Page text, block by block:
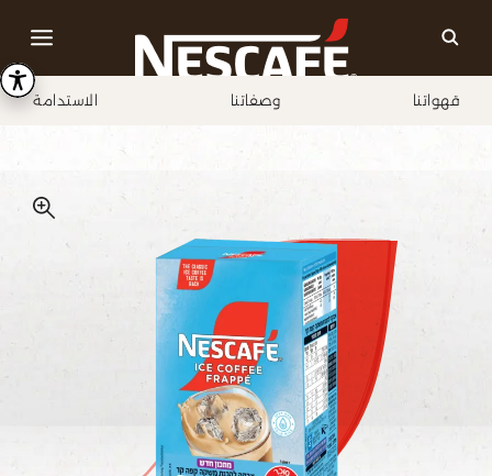
قهواتنا وصفاتنا الاستدامة
نسكافيه آيس كافيه فرابيه